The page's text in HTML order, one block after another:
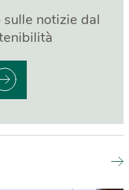
notizie dal